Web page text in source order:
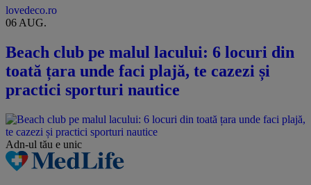
lovedeco.ro
06 AUG.
Beach club pe malul lacului: 6 locuri din
toată țara unde faci plajă, te cazezi și
practici sporturi nautice
Adn-ul tău e unic